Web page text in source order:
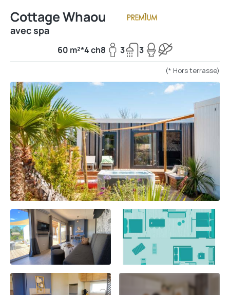
Cottage Whaou
avec spa
60 m²*4 ch8 3 3
(* Hors terrasse)